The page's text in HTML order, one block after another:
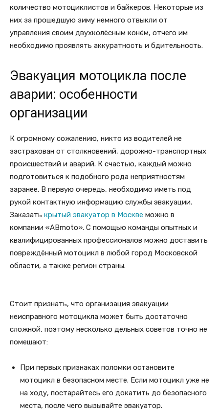
количество мотоциклистов и байкеров. Некоторые из
них за прошедшую зиму немного отвыкли от
управления своим двухколёсным конём, отчего им
необходимо проявлять аккуратность и бдительность.
Эвакуация мотоцикла после
аварии: особенности
организации
К огромному сожалению, никто из водителей не
застрахован от столкновений, дорожно-транспортных
происшествий и аварий. К счастью, каждый можно
подготовиться к подобного рода неприятностям
заранее. В первую очередь, необходимо иметь под
рукой контактную информацию службы эвакуации.
Заказать крытый эвакуатор в Москве можно в
компании «ABmoto». С помощью команды опытных и
квалифицированных профессионалов можно доставить
повреждённый мотоцикл в любой город Московской
области, а также регион страны.
Стоит признать, что организация эвакуации
неисправного мотоцикла может быть достаточно
сложной, поэтому несколько дельных советов точно не
помешают:
При первых признаках поломки остановите
мотоцикл в безопасном месте. Если мотоцикл уже не
на ходу, постарайтесь его докатить до безопасного
места, после чего вызывайте эвакуатор.